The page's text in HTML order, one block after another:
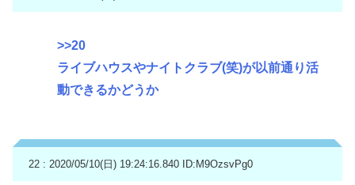
>>20
ライブハウスやナイトクラブ(笑)が以前通り活
動できるかどうか
22 : 2020/05/10(日) 19:24:16.840 ID:M9OzsvPg0